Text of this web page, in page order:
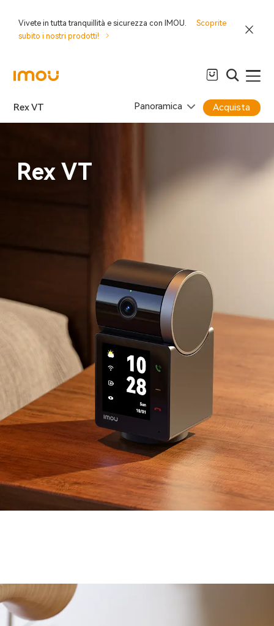
Vivete in tutta tranquillità e sicurezza con IMOU.
Scoprite
subito i nostri prodotti!
Rex VT Panoramica Acquista
Rex VT